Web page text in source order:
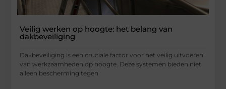
Veilig werken op hoogte: het belang van
dakbeveiliging
Dakbeveiliging is een cruciale factor voor het veilig uitvoeren
van werkzaamheden op hoogte. Deze systemen bieden niet
alleen bescherming tegen